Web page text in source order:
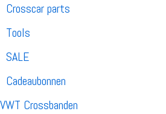
Crosscar parts
Tools
SALE
Cadeaubonnen
VWT Crossbanden